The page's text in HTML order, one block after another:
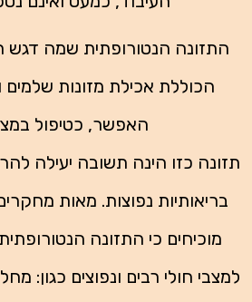
התזונה הנטורופתית שמה דגש
הכוללת אכילת מזונות שלמים
האפשר, כטיפול
תזונה כזו הינה תשובה יעילה
בריאותיות נפוצות. מאות
מוכיחים כי התזונה